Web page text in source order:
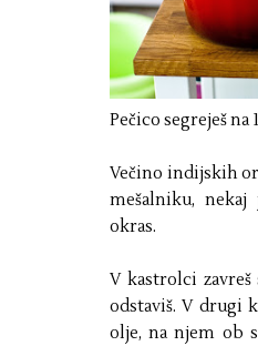
Pečico segreješ na
Večino indijskih
mešalniku,
okras.
V kastrolci
odstaviš. V drugi
olje, na njem ob